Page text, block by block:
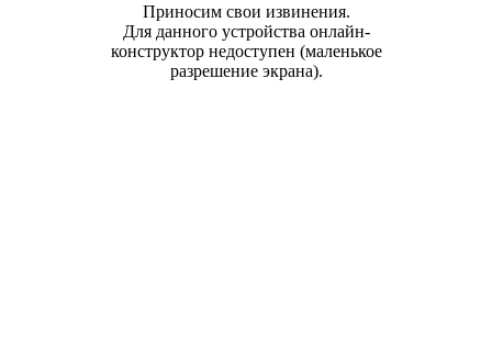
Приносим свои извинения.
Для данного устройства онлайн-
конструктор недоступен (маленькое
разрешение экрана).